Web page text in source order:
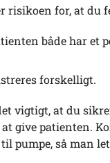
risikoen for, at du
både har et
forskelligt.
vigtigt, at du
give patienten.
pumpe, så man